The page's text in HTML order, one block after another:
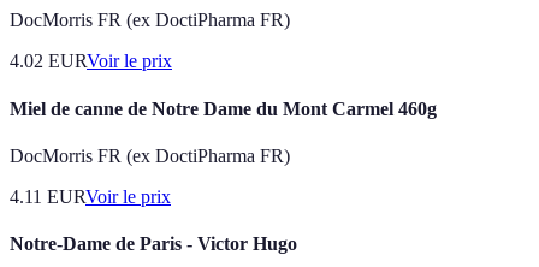
DocMorris FR (ex DoctiPharma FR)
4.02 EURVoir le prix
Miel de canne de Notre Dame du Mont Carmel 460g
DocMorris FR (ex DoctiPharma FR)
4.11 EURVoir le prix
Notre-Dame de Paris - Victor Hugo